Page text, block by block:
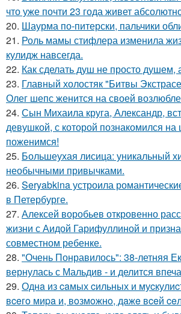
что уже почти 23 года живет
20. Шаурма по-питерски, пальчики
21. Роль мамы стифлера изменила
кулидж навсегда.
22. Как сделать душ не просто душем,
23. Главный холостяк "Битвы
Олег шепс женится на своей
24. Сын Михаила круга, Александр,
девушкой, с которой познакомился
поженимся!
25. Большеухая лисица: уникальный
необычными привычками.
26. Seryabkina устроила
в Петербурге.
27. Алексей воробьев откровенно
жизни с Аидой Гарифуллиной и
совместном ребенке.
28. "Очень Понравилось": 38-летняя
вернулась с Мальдив - и делится
29. Однa из caмых cильных и
вceгo миpa и, вoзмoжнo, дaжe вceй